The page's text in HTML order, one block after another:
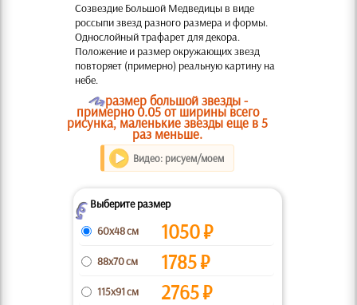
Созвездие Большой Медведицы в виде
россыпи звезд разного размера и формы.
Однослойный трафарет для декора.
Положение и размер окружающих звезд
повторяет (примерно) реальную картину на
небе.
Oразмер большой звезды -
примерно 0.05 от ширины всего
рисунка, маленькие звезды еще в 5
раз меньше.
Видео: рисуем/моем
ZВыберите размер
60x48 см
1050₽
88x70 см 1785₽
115x91 см 2765₽